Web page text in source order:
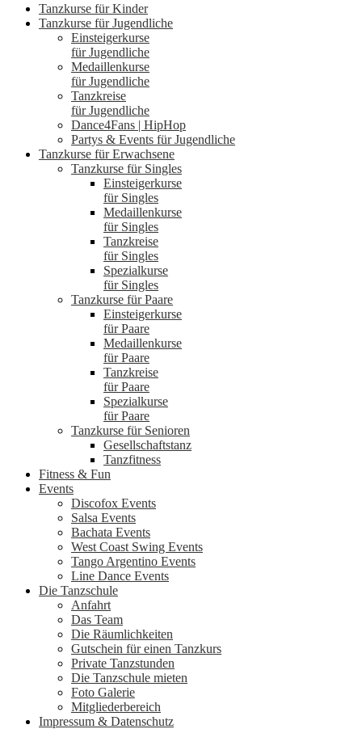
Tanzkurse für Kinder
Tanzkurse für Jugendliche
Einsteigerkurse
für Jugendliche
Medaillenkurse
für Jugendliche
Tanzkreise
für Jugendliche
Dance4Fans | HipHop
Partys & Events für Jugendliche
Tanzkurse für Erwachsene
Tanzkurse für Singles
Einsteigerkurse
für Singles
Medaillenkurse
für Singles
Tanzkreise
für Singles
Spezialkurse
für Singles
Tanzkurse für Paare
Einsteigerkurse
für Paare
Medaillenkurse
für Paare
Tanzkreise
für Paare
Spezialkurse
für Paare
Tanzkurse für Senioren
Gesellschaftstanz
Tanzfitness
Fitness & Fun
Events
Discofox Events
Salsa Events
Bachata Events
West Coast Swing Events
Tango Argentino Events
Line Dance Events
Die Tanzschule
Anfahrt
Das Team
Die Räumlichkeiten
Gutschein für einen Tanzkurs
Private Tanzstunden
Die Tanzschule mieten
Foto Galerie
Mitgliederbereich
Impressum & Datenschutz